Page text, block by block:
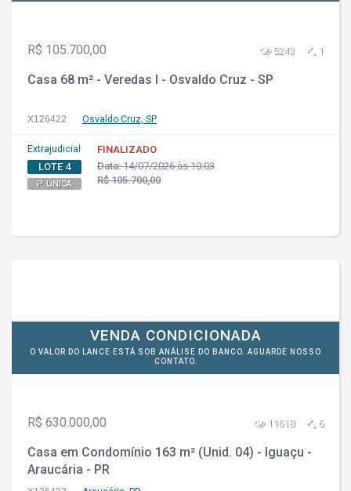
R$ 105.700,00 5243 1
Casa 68 m² - Veredas I - Osvaldo Cruz - SP
X126422 Osvaldo Cruz, SP
Extrajudicial
LOTE 4
P. ÚNICA
FINALIZADO
Data:14/07/2026 às 10:03
R$ 105.700,00
VENDA CONDICIONADA
O VALOR DO LANCE ESTÁ SOB ANÁLISE DO BANCO. AGUARDE NOSSO
CONTATO.
R$ 630.000,00 11618 6
Casa em Condomínio 163 m² (Unid. 04) - Iguaçu -
Araucária - PR